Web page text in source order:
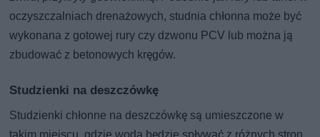
oczyszczalniach drenażowych, studnia chłonna może być
wykonana z gotowej rury czy dzwonu PCV lub można ją
zbudować z betonowych kręgów.
Studzienki na deszczówkę
Studzienki chłonne na deszczówkę są umieszczone w
takim miejscu, gdzie woda będzie spływać z różnych stron